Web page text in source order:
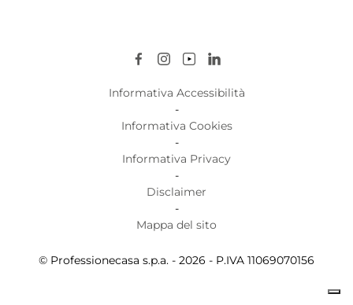
Informativa Accessibilità
-
Informativa Cookies
-
Informativa Privacy
-
Disclaimer
-
Mappa del sito
© Professionecasa s.p.a. - 2026 - P.IVA 11069070156